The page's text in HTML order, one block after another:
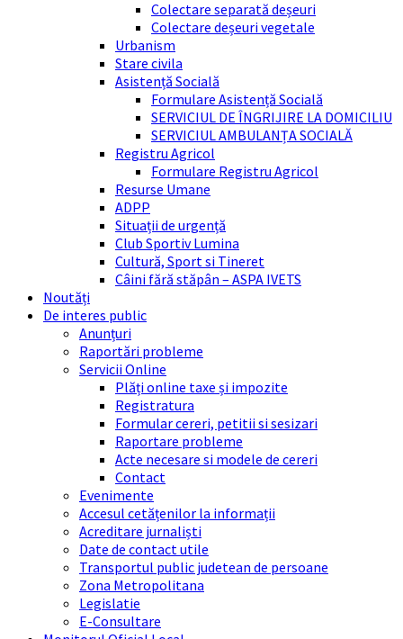
Colectare separată deșeuri
Colectare deșeuri vegetale
Urbanism
Stare civila
Asistență Socială
Formulare Asistență Socială
SERVICIUL DE ÎNGRIJIRE LA DOMICILIU
SERVICIUL AMBULANȚA SOCIALĂ
Registru Agricol
Formulare Registru Agricol
Resurse Umane
ADPP
Situații de urgență
Club Sportiv Lumina
Cultură, Sport si Tineret
Câini fără stăpân – ASPA IVETS
Noutăți
De interes public
Anunțuri
Raportări probleme
Servicii Online
Plăți online taxe și impozite
Registratura
Formular cereri, petitii si sesizari
Raportare probleme
Acte necesare si modele de cereri
Contact
Evenimente
Accesul cetățenilor la informații
Acreditare jurnaliști
Date de contact utile
Transportul public judetean de persoane
Zona Metropolitana
Legislatie
E-Consultare